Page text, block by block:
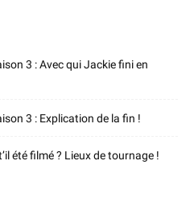
3 : Avec qui Jackie fini en
3 : Explication de la fin !
été filmé ? Lieux de tournage !